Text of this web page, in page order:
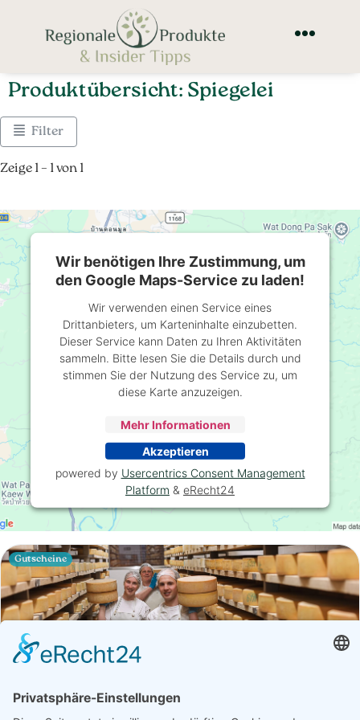
Produktübersicht: Spiegelei
Filter
Zeige 1 – 1 von 1
Gutscheine
Wir benötigen Ihre Zustimmung, um
den Google Maps-Service zu laden!
Wir verwenden einen Service eines
Drittanbieters, um Karteninhalte einzubetten.
Dieser Service kann Daten zu Ihren Aktivitäten
sammeln. Bitte lesen Sie die Details durch und
stimmen Sie der Nutzung des Service zu, um
diese Karte anzuzeigen.
Mehr Informationen
Akzeptieren
powered by Usercentrics Consent Management
Platform & eRecht24